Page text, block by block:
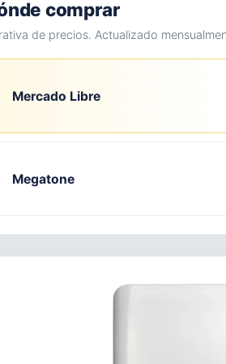
comprar
de precios. Actualizado
Mercado Libre
Megatone